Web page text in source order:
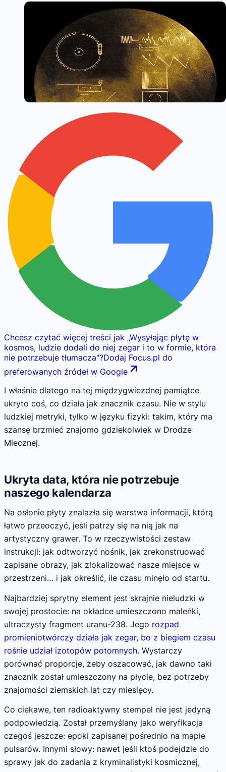
Chcesz czytać więcej treści jak „Wysyłając płytę w
kosmos, ludzie dodali do niej zegar i to w formie, która
nie potrzebuje tłumacza"?Dodaj Focus.pl do
preferowanych źródeł w Google
I właśnie dlatego na tej międzygwiezdnej pamiątce
ukryto coś, co działa jak znacznik czasu. Nie w stylu
ludzkiej metryki, tylko w języku fizyki: takim, który ma
szansę brzmieć znajomo gdziekolwiek w Drodze
Mlecznej.
Ukryta data, która nie potrzebuje
naszego kalendarza
Na osłonie płyty znalazła się warstwa informacji, którą
łatwo przeoczyć, jeśli patrzy się na nią jak na
artystyczny grawer. To w rzeczywistości zestaw
instrukcji: jak odtworzyć nośnik, jak zrekonstruować
zapisane obrazy, jak zlokalizować nasze miejsce w
przestrzeni… i jak określić, ile czasu minęło od startu.
Najbardziej sprytny element jest skrajnie nieludzki w
swojej prostocie: na okładce umieszczono maleńki,
ultraczysty fragment uranu-238. Jego rozpad
promieniotwórczy działa jak zegar, bo z biegiem czasu
rośnie udział izotopów potomnych. Wystarczy
porównać proporcje, żeby oszacować, jak dawno taki
znacznik został umieszczony na płycie, bez potrzeby
znajomości ziemskich lat czy miesięcy.
Co ciekawe, ten radioaktywny stempel nie jest jedyną
podpowiedzią. Został przemyślany jako weryfikacja
czegoś jeszcze: epoki zapisanej pośrednio na mapie
pulsarów. Innymi słowy: nawet jeśli ktoś podejdzie do
sprawy jak do zadania z kryminalistyki kosmicznej,